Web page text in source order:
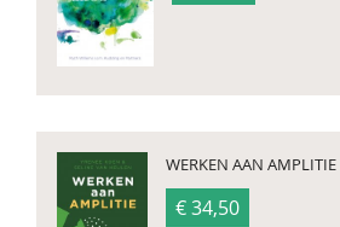
WERKEN AAN AMPLITIE
€ 34,50